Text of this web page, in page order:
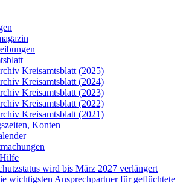
Kreisamtsblatt (2025)
Kreisamtsblatt (2024)
Kreisamtsblatt (2023)
Kreisamtsblatt (2022)
Kreisamtsblatt (2021)
Konten
wird bis März 2027 verlängert
wichtigsten Ansprechpartner für geflüchtete